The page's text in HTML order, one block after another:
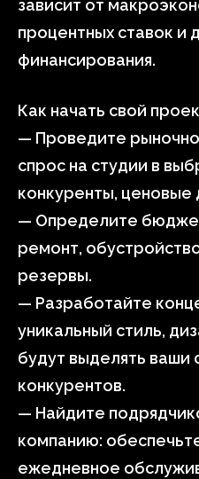
зависит от
процентных ставок и
финансирования.
Как начать свой
— Проведите
спрос на студии в
конкуренты, ценовые
— Определите
ремонт,
резервы.
— Разработайте
уникальный стиль,
будут выделять ваши
конкурентов.
— Найдите
компанию:
ежедневное